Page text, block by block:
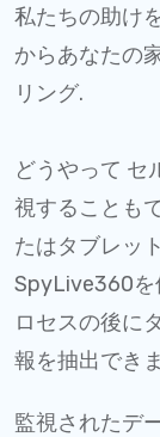
私たちの助け
からあなたの
リング.
どうやって セ
視することも
たはタブレッ
SpyLive360を
ロセスの後に
報を抽出できま
監視されたデ